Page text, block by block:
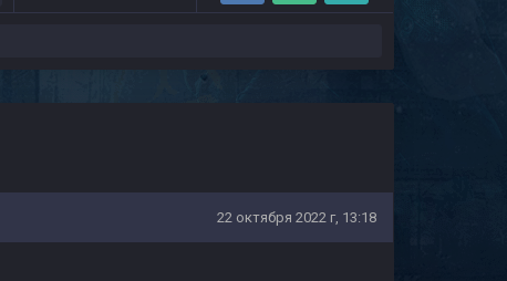
22 октября 2022 г, 13:18